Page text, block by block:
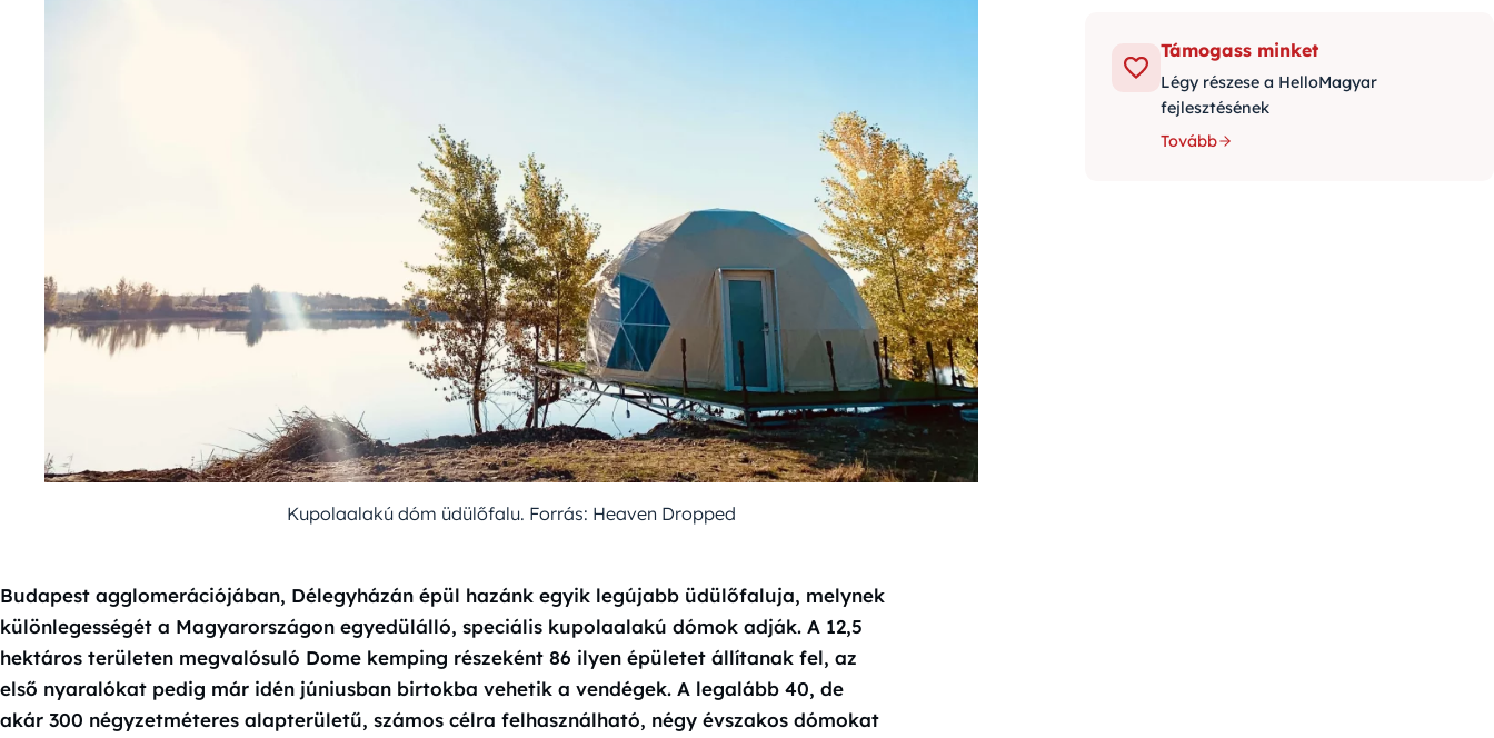
Kupolaalakú dóm üdülőfalu. Forrás: Heaven Dropped
Budapest agglomerációjában, Délegyházán épül hazánk egyik legújabb üdülőfaluja, melynek
különlegességét a Magyarországon egyedülálló, speciális kupolaalakú dómok adják. A 12,5
hektáros területen megvalósuló Dome kemping részeként 86 ilyen épületet állítanak fel, az
első nyaralókat pedig már idén júniusban birtokba vehetik a vendégek. A legalább 40, de
akár 300 négyzetméteres alapterületű, számos célra felhasználható, négy évszakos dómokat
Támogass minket
Légy részese a HelloMagyar
fejlesztésének
Tovább